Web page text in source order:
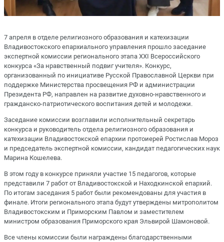
7 апреля в отделе религиозного образования и катехизации
Владивостокского епархиального управления прошло заседание
экспертной комиссии регионального этапа XXI Всероссийского
конкурса «За нравственный подвиг учителя». Конкурс,
организованный по инициативе Русской Православной Церкви при
поддержке Министерства просвещения РФ и администрации
Президента РФ, направлен на развитие духовно-нравственного и
гражданско-патриотического воспитания детей и молодежи.
Заседание комиссии возглавили исполнительный секретарь
конкурса и руководитель отдела религиозного образования и
катехизации Владивостокской епархии протоиерей Ростислав Мороз
и председатель экспертной комиссии, кандидат педагогических наук
Марина Кошелева.
В этом году в конкурсе приняли участие 15 педагогов, которые
представили 7 работ от Владивостокской и Находкинской епархий.
По итогам заседания 5 работ были рекомендованы для участия в
финале. Итоги регионального этапа будут утверждены митрополитом
Владивостокским и Приморским Павлом и заместителем
министром образования Приморского края Эльвирой Шамоновой.
Все члены комиссии были награждены благодарственными